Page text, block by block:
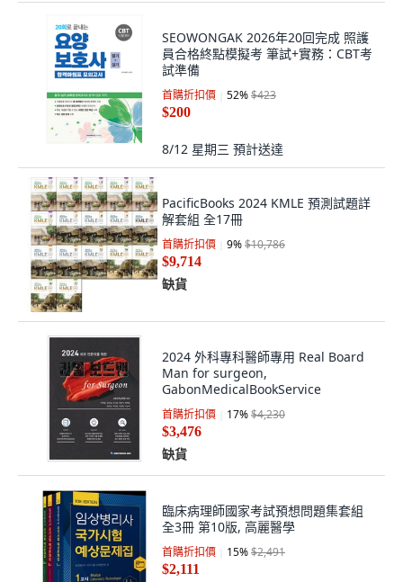
SEOWONGAK 2026年20回完成 照護
員合格終點模擬考 筆試+實務：CBT考
試準備
首購折扣價 52%$423
$200
8/12 星期三 預計送達
PacificBooks 2024 KMLE 預測試題詳
解套組 全17冊
首購折扣價 9%$10,786
$9,714
缺貨
2024 外科專科醫師專用 Real Board
Man for surgeon,
GabonMedicalBookService
首購折扣價 17%$4,230
$3,476
缺貨
臨床病理師國家考試預想問題集套組
全3冊 第10版, 高麗醫學
首購折扣價 15%$2,491
$2,111